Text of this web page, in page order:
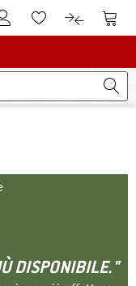
Al conto clienteAlla lista
Al Al
DISPONIBILE."